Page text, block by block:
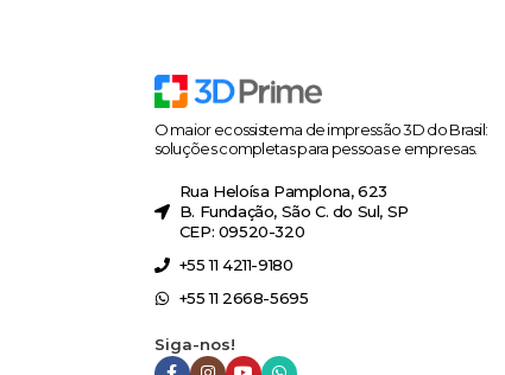
O maior ecossistema de impressão 3D do Brasil:
soluções completas para pessoas e empresas.
Rua Heloísa Pamplona, 623
B. Fundação, São C. do Sul, SP
CEP: 09520-320
+55 11 4211-9180
+55 11 2668-5695
Siga-nos!